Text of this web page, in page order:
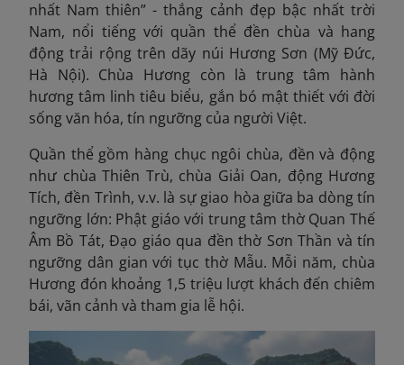
nhất Nam thiên” - thắng cảnh đẹp bậc nhất trời
Nam, nổi tiếng với quần thể đền chùa và hang
động trải rộng trên dãy núi Hương Sơn (Mỹ Đức,
Hà Nội). Chùa Hương còn là trung tâm hành
hương tâm linh tiêu biểu, gắn bó mật thiết với đời
sống văn hóa, tín ngưỡng của người Việt.
Quần thể gồm hàng chục ngôi chùa, đền và động
như chùa Thiên Trù, chùa Giải Oan, động Hương
Tích, đền Trình, v.v. là sự giao hòa giữa ba dòng tín
ngưỡng lớn: Phật giáo với trung tâm thờ Quan Thế
Âm Bồ Tát, Đạo giáo qua đền thờ Sơn Thần và tín
ngưỡng dân gian với tục thờ Mẫu. Mỗi năm, chùa
Hương đón khoảng 1,5 triệu lượt khách đến chiêm
bái, vãn cảnh và tham gia lễ hội.